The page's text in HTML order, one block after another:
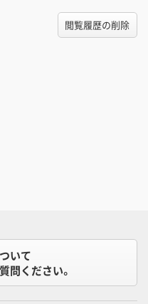
閲覧履歴の削除
いて
問ください。